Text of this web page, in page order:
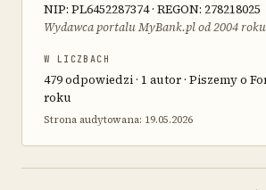
NIP: PL6452287374 · REGON: 278218025
Wydawca portalu MyBank.pl od 2004 roku
W LICZBACH
479 odpowiedzi · 1 autor · Piszemy o
roku
Strona audytowana: 19.05.2026